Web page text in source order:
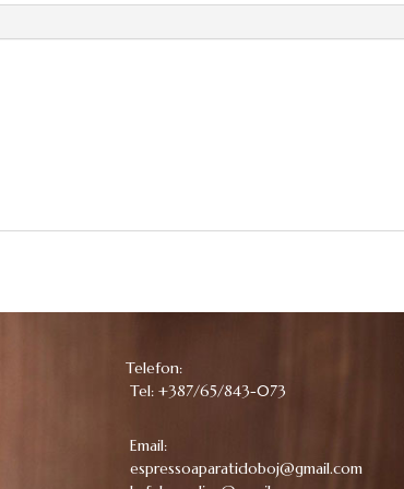
Telefon:
Tel: +387/65/843-073
Email:
espressoaparatidoboj@gmail.com